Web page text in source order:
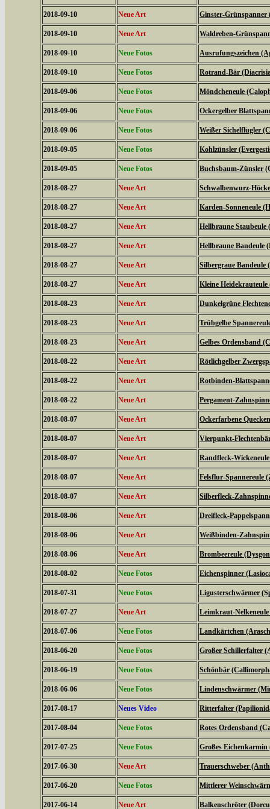
2018-09-10 Neue Art Ginster-Grünspanner
2018-09-10 Neue Art Waldreben-
2018-09-10 Neue Fotos Ausrufungszeichen
2018-09-10 Neue Fotos Rotrand-Bär
2018-09-06 Neue Fotos Möndcheneule
2018-09-06 Neue Fotos Ockergelber
2018-09-06 Neue Fotos Weißer Sichelflügler
2018-09-05 Neue Fotos Kohlzünsler
2018-09-05 Neue Fotos Buchsbaum-Zünsler
2018-08-27 Neue Art Schwalbenwurz-
2018-08-27 Neue Art Karden-Sonneneule
2018-08-27 Neue Art Hellbraune
2018-08-27 Neue Art Hellbraune Bandeule
2018-08-27 Neue Art Silbergraue Bandeule
2018-08-27 Neue Art Kleine
2018-08-23 Neue Art Dunkelgrüne
2018-08-23 Neue Art Trübgelbe
2018-08-23 Neue Art Gelbes Ordensband
2018-08-22 Neue Art Rötlichgelber
2018-08-22 Neue Art Rotbinden-
2018-08-22 Neue Art Pergament-
2018-08-07 Neue Art Ockerfarbene
2018-08-07 Neue Art Vierpunkt-
2018-08-07 Neue Art Randfleck-
2018-08-07 Neue Art Felsflur-Spannereule
2018-08-07 Neue Art Silberfleck-
2018-08-06 Neue Art Dreifleck-
2018-08-06 Neue Art Weißbinden-
2018-08-06 Neue Art Brombeereule
2018-08-02 Neue Fotos Eichenspinner
2018-07-31 Neue Fotos Ligusterschwärmer
2018-07-27 Neue Art Leimkraut-
2018-07-06 Neue Fotos Landkärtchen
2018-06-20 Neue Fotos Großer Schillerfalter
2018-06-19 Neue Fotos Schönbär
2018-06-06 Neue Fotos Lindenschwärmer
2017-08-17 Neues Video Ritterfalter
2017-08-04 Neue Fotos Rotes Ordensband
2017-07-25 Neue Fotos Großes Eichenkarmin
2017-06-30 Neue Art Trauerschweber
2017-06-20 Neue Fotos Mittlerer
2017-06-14 Neue Art Balkenschröter